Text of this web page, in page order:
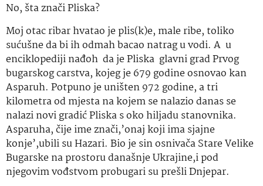
No, šta znači Pliska?
Moj otac ribar hvatao je plis(k)e, male ribe, toliko
sućušne da bi ih odmah bacao natrag u vodi. A u
enciklopediji nađoh da je Pliska glavni grad Prvog
bugarskog carstva, kojeg je 679 godine osnovao kan
Asparuh. Potpuno je uništen 972 godine, a tri
kilometra od mjesta na kojem se nalazio danas se
nalazi novi gradić Pliska s oko hiljadu stanovnika.
Asparuha, čije ime znači,’onaj koji ima sjajne
konje’,ubili su Hazari. Bio je sin osnivača Stare Velike
Bugarske na prostoru današnje Ukrajine,i pod
njegovim vođstvom probugari su prešli Dnjepar.